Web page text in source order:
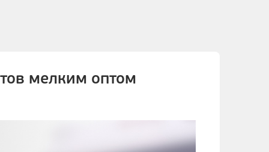
мелким оптом